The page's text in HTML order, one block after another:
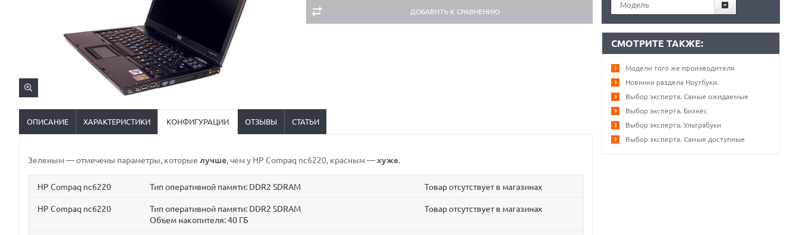
ДОБАВИТЬ К СРАВНЕНИЮ
ОПИСАНИЕ ХАРАКТЕРИСТИКИ КОНФИГУРАЦИИ ОТЗЫВЫ СТАТЬИ
Зеленым— отмечены параметры, которые лучше, чем у HP Compaq nc6220, красным—хуже.
HP Compaq nc6220 Тип оперативной памяти: DDR2 SDRAM Товар отсутствует в магазинах
HP Compaq nc6220
Тип оперативной памяти: DDR2 SDRAM
Объем накопителя:40 ГБ
Товар отсутствует в магазинах
Модель
СМОТРИТЕ ТАКЖЕ:
Модели того же производителя
Новинки раздела Ноутбуки.
Выбор эксперта. Самые ожидаемые
Выбор эксперта. Бизнес
Выбор эксперта. Ультрабуки
Выбор эксперта. Самые доступные